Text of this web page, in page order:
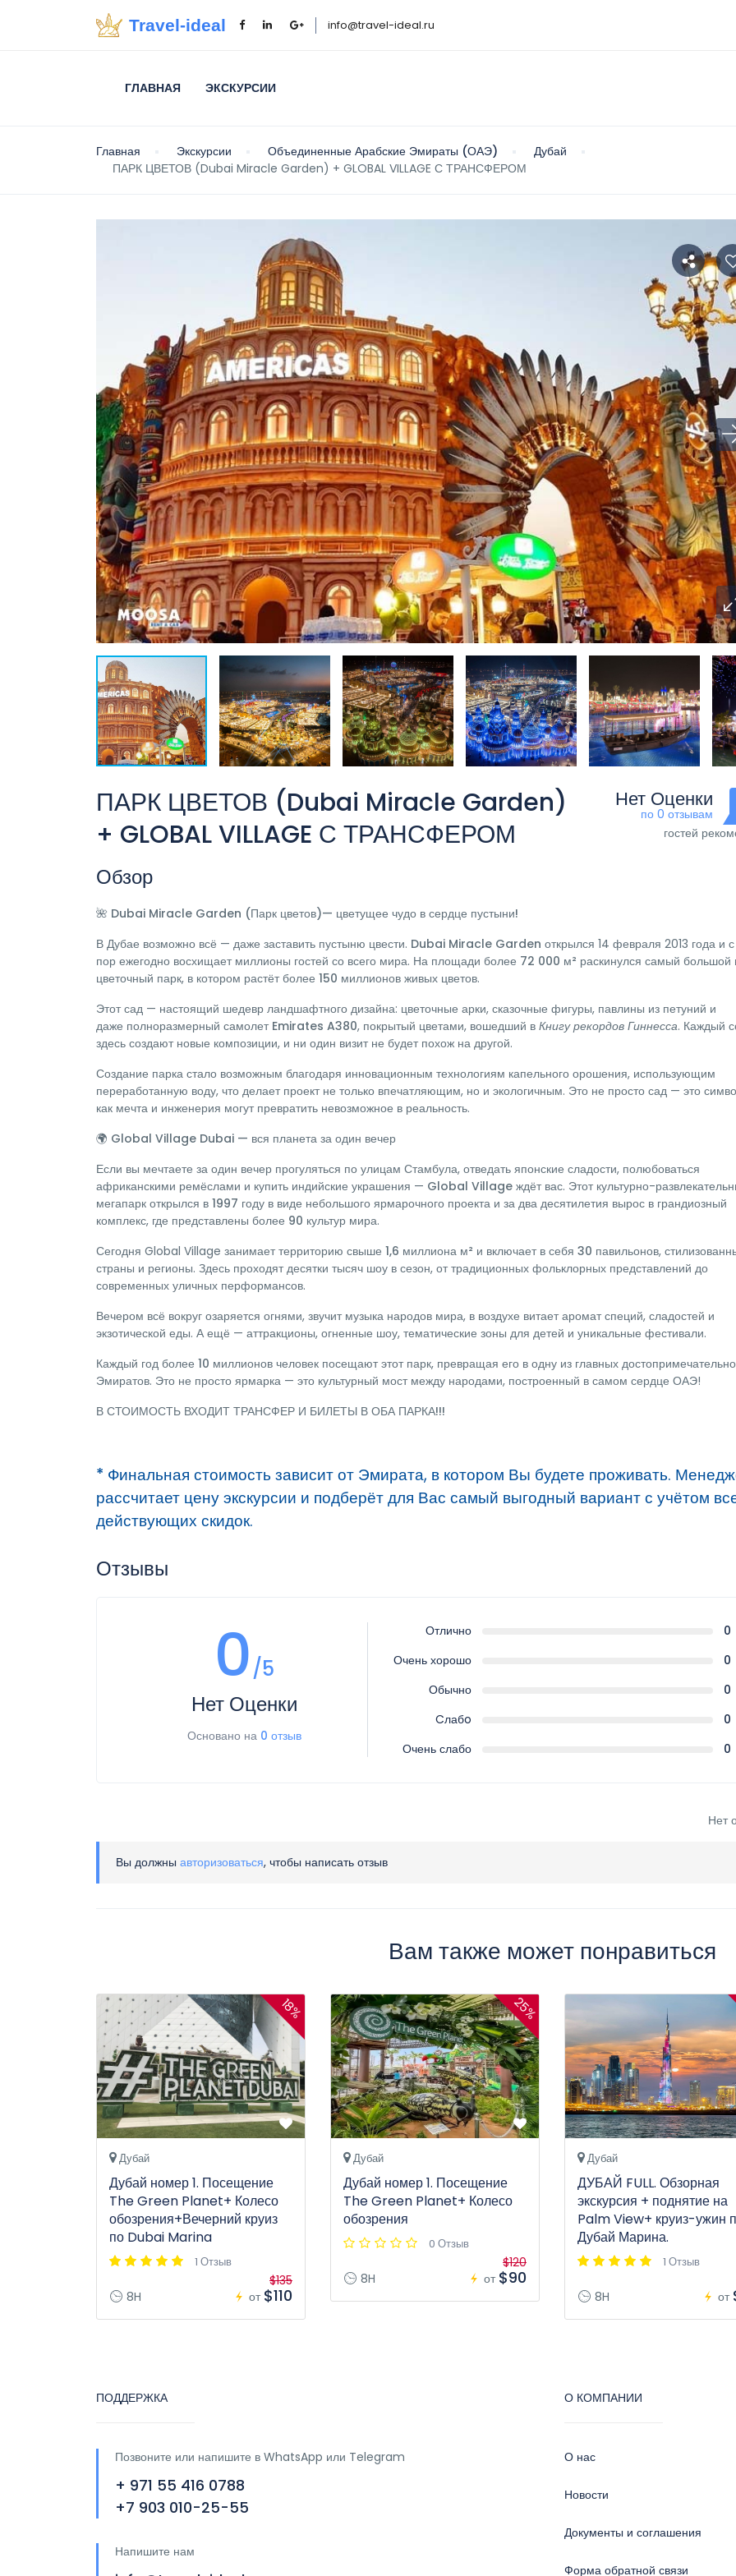
Travel-ideal info@travel-ideal.ru
ГЛАВНАЯ ЭКСКУРСИИ
Главная Экскурсии Объединенные Арабские Эмираты (ОАЭ)
Дубай
ПАРК ЦВЕТОВ (Dubai Miracle Garden) + GLOBAL VILLAGE С ТРАНСФЕРОМ
ПАРК ЦВЕТОВ (Dubai Miracle Garden)
+ GLOBAL VILLAGE С ТРАНСФЕРОМ
Нет Оценки
по 0 отзывам
гостей
Обзор
🌺 Dubai Miracle Garden (Парк цветов)— цветущее чудо в сердце пустыни!
В Дубае возможно всё — даже заставить пустыню цвести. Dubai Miracle Garden открылся 14 февраля 2013 года и с
пор ежегодно восхищает миллионы гостей со всего мира. На площади более 72 000 м² раскинулся самый большой
цветочный парк, в котором растётболее 150 миллионов живых цветов.
Этот сад — настоящий шедевр ландшафтного дизайна: цветочные арки, сказочные фигуры, павлины из петуний и
даже полноразмерный самолет Emirates A380, покрытый цветами, вошедший в Книгу рекордов Гиннесса. Каждый
здесь создают новые композиции, и ни один визит не будет похож на другой.
Создание парка стало возможным благодаря инновационным технологиям капельного орошения, использующим
переработанную воду, что делает проект не только впечатляющим, но и экологичным. Это не просто сад — это
как мечта и инженерия могут превратить невозможное в реальность.
🌍 Global Village Dubai — вся планета за один вечер
Если вы мечтаете за один вечер прогуляться по улицам Стамбула, отведать японские сладости, полюбоваться
африканскими ремёслами и купить индийские украшения — Global Village ждёт вас. Этот культурно-
мегапарк открылся в 1997 году в виде небольшого ярмарочного проекта и за два десятилетия вырос в грандиозный
комплекс, где представлены более 90 культур мира.
Сегодня Global Village занимает территорию свыше 1,6 миллиона м² и включает в себя 30 павильонов,
страны и регионы. Здесь проходятдесятки тысяч шоу в сезон, от традиционных фольклорных представлений до
современных уличных перформансов.
Вечером всё вокруг озаряется огнями, звучит музыка народов мира, в воздухе витает аромат специй, сладостей и
экзотической еды. А ещё — аттракционы, огненные шоу, тематические зоны для детей и уникальные фестивали.
Каждый год более 10 миллионов человек посещают этот парк, превращая его в одну из главных
Эмиратов. Это не просто ярмарка — это культурный мост между народами, построенный в самом сердце ОАЭ!
В СТОИМОСТЬ ВХОДИТ ТРАНСФЕР И БИЛЕТЫ В ОБА ПАРКА!!!
* Финальная стоимость зависит от Эмирата, в котором Вы будете проживать.
рассчитает цену экскурсии и подберёт для Вас самый выгодный вариант с учётом
действующих скидок.
Отзывы
0/5
Нет Оценки
Основано на 0 отзыв
Отлично
0
Очень хорошо
0
Обычно
0
Cлабo
0
Очень слабо
0
Нет
Вы должны авторизоваться, чтобы написать отзыв
Вам также может понравиться
18%
Дубай
Дубай номер 1. Посещение
The Green Planet+ Колесо
обозрения+Вечерний круиз
по Dubai Marina
1 Отзыв
8H от
$135
$110
25%
Дубай
Дубай номер 1. Посещение
The Green Planet+ Колесо
обозрения
0 Отзыв
8H от
$120
$90
Дубай
ДУБАЙ FULL. Обзорная
экскурсия + поднятие на
Palm View+ круиз-ужин
Дубай Марина.
1 Отзыв
8H от
ПОДДЕРЖКА
Позвоните или напишите в WhatsApp или Telegram
+ 971 55 416 0788
+7 903 010-25-55
Напишите нам
О КОМПАНИИ
О нас
Новости
Документы и соглашения
Форма обратной связи